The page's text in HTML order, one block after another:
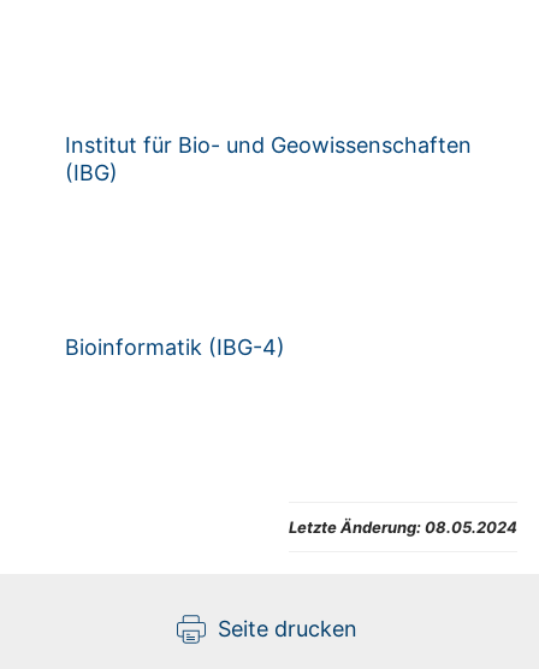
Institut für Bio- und Geo­wissen­schaften
(IBG)
Bioinformatik (IBG-4)
Letzte Änderung:08.05.2024
Seite drucken